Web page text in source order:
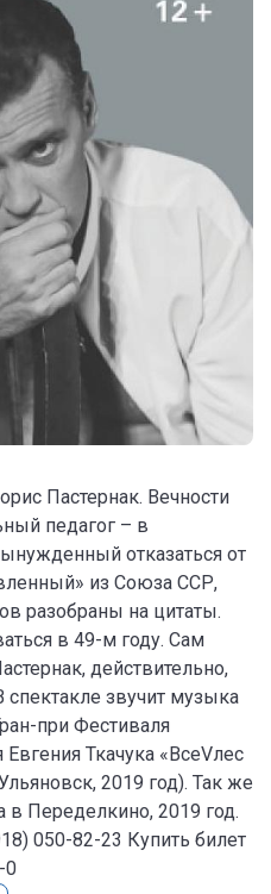
Пастернак. Вечности
педагог – в
отказаться от
из Союза ССР,
разобраны на цитаты.
в 49-м году. Сам
действительно,
звучит музыка
при Фестиваля
Ткачука «ВсеVлес
2019 год). Так же
в Переделкино, 2019 год.
050-82-23 Купить билет
0